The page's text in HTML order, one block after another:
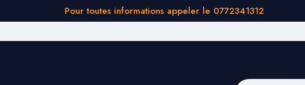
Pour toutes informations appeler le 0772341312